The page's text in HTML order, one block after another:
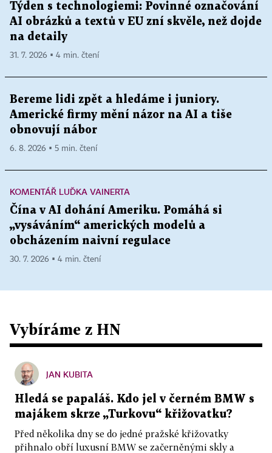
Týden s technologiemi: Povinné označování
AI obrázků a textů v EU zní skvěle, než dojde
na detaily
31. 7. 2026 ▪ 4 min. čtení
Bereme lidi zpět a hledáme i juniory.
Americké firmy mění názor na AI a tiše
obnovují nábor
6. 8. 2026 ▪ 5 min. čtení
KOMENTÁŘ LUĎKA VAINERTA
Čína v AI dohání Ameriku. Pomáhá si
„vysáváním“ amerických modelů a
obcházením naivní regulace
30. 7. 2026 ▪ 4 min. čtení
Vybíráme z HN
JAN KUBITA
Hledá se papaláš. Kdo jel v černém BMW s
majákem skrze „Turkovu“ křižovatku?
Před několika dny se do jedné pražské křižovatky
přihnalo obří luxusní BMW se začerněnými skly a